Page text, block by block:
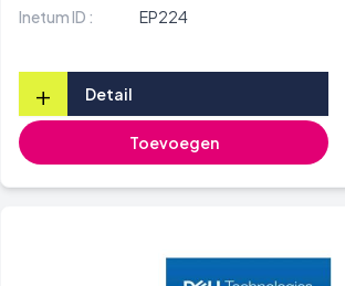
Inetum ID :
EP224
+ Detail
Toevoegen